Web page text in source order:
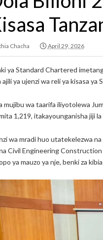
Chacha April 29, 2026
ya Standard Chartered
ajili ya ujenzi wa reli ya kisasa ya
mujibu wa taarifa iliyotolewa
1,219, itakayounganisha jiji la
wa mradi huo utatekelezwa
Civil Engineering
ya mauzo ya nje, benki za